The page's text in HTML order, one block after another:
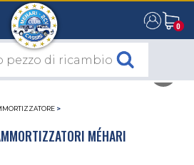
0
0
>
MÉHARI